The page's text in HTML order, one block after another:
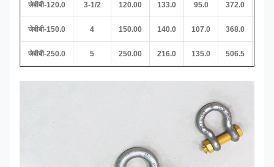
जेबीबी-120.0 3-1/2 120.00 133.0 95.0 372.0
जेबीबी-150.0 4 150.00 140.0 107.0 368.0
जेबीबी-250.0 5 250.00 216.0 135.0 506.5